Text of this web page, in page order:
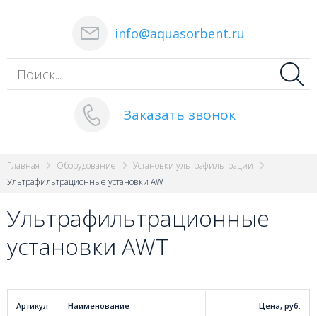
info@aquasorbent.ru
Заказать звонок
Главная Оборудование
Установки ультрафильтрации
Ультрафильтрационные установки AWT
Ультрафильтрационные
установки AWT
Артикул Наименование Цена, руб.